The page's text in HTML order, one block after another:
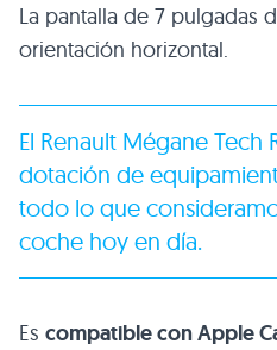
La pantalla de 7 pulgadas
orientación horizontal.
El Renault Mégane Tech
dotación de
todo lo que
coche hoy en día.
Es compatible con Apple